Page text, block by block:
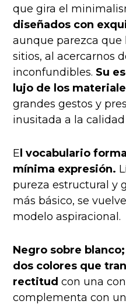
que gira el
diseñados con
aunque parezca que
sitios, al acercarnos
inconfundibles. Su
lujo de los
grandes gestos y
inusitada a la calidad
E l vocabulario
mínima expresión.
pureza estructural y
más básico, se
modelo aspiracional.
Negro sobre
dos colores que
rectitud con una
complementa con